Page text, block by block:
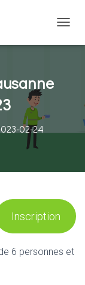
02-24
Inscription
6 personnes et